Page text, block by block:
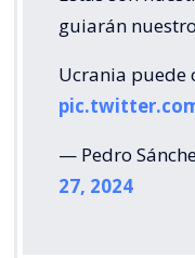
guiarán
Ucrania puede
— Pedro
27, 2024